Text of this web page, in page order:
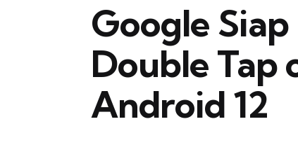
Google
Double Tap
Android 12